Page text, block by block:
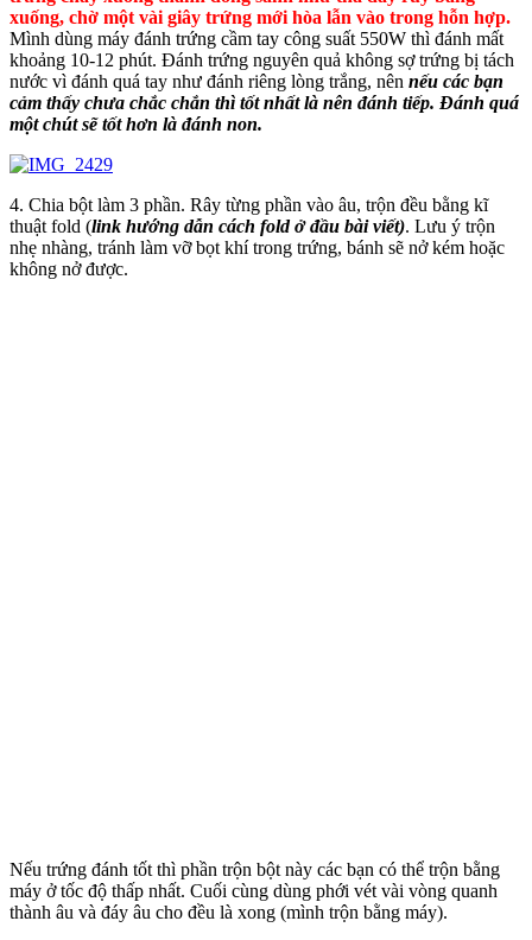
xuống, chờ một vài giây trứng mới hòa lẫn vào trong hỗn hợp.
Mình dùng máy đánh trứng cầm tay công suất 550W thì đánh mất
khoảng 10-12 phút. Đánh trứng nguyên quả không sợ trứng bị tách
nước vì đánh quá tay như đánh riêng lòng trắng, nên nếu các bạn
cảm thấy chưa chắc chắn thì tốt nhất là nên đánh tiếp. Đánh quá
một chút sẽ tốt hơn là đánh non.
4. Chia bột làm 3 phần. Rây từng phần vào âu, trộn đều bằng kĩ
thuật fold (link hướng dẫn cách fold ở đầu bài viết). Lưu ý trộn
nhẹ nhàng, tránh làm vỡ bọt khí trong trứng, bánh sẽ nở kém hoặc
không nở được.
Nếu trứng đánh tốt thì phần trộn bột này các bạn có thể trộn bằng
máy ở tốc độ thấp nhất. Cuối cùng dùng phới vét vài vòng quanh
thành âu và đáy âu cho đều là xong (mình trộn bằng máy).